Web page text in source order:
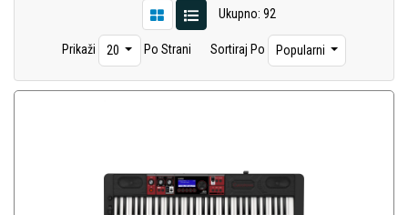
Ukupno: 92
Prikaži 20 Po Strani Sortiraj Po Popularni